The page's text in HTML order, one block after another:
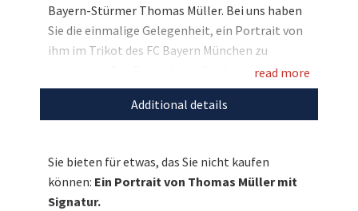
Bayern-Stürmer Thomas Müller. Bei uns haben
Sie die einmalige Gelegenheit, ein Portrait von
ihm im Trikot des FC Bayern München zu
ersteigern. Das Beste dabei: Der Ausnahme-
Torjäger hat sich auf dem Kunstwerk mit seiner
Original-Signatur verewigt und macht es damit
gezogene Portrait der Extraklasse. Ideal
geeignet als Weihnachtsgeschenk für Fans von
read more
Additional details
Sie bieten für etwas, das Sie nicht kaufen
können: Ein Portrait von Thomas Müller mit
Signatur.